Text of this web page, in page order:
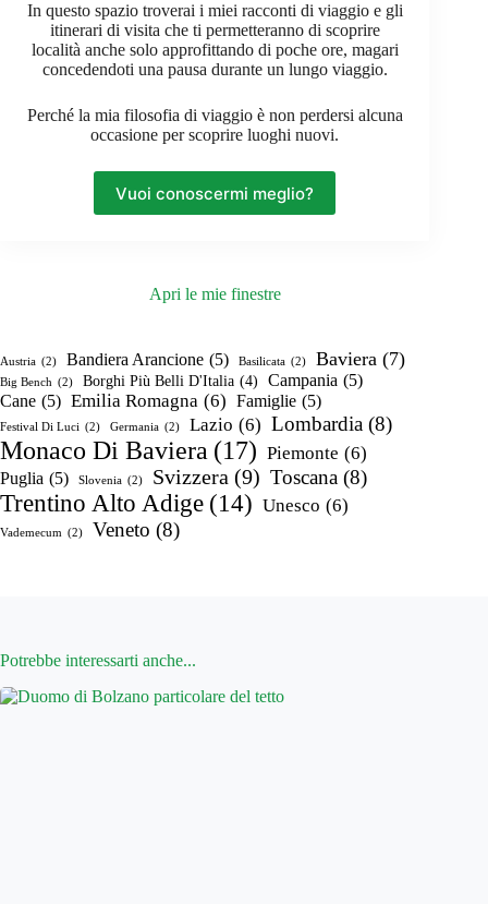
In questo spazio troverai i miei racconti di viaggio e gli
itinerari di visita che ti permetteranno di scoprire
località anche solo approfittando di poche ore, magari
concedendoti una pausa durante un lungo viaggio.
Perché la mia filosofia di viaggio è non perdersi alcuna
occasione per scoprire luoghi nuovi.
Vuoi conoscermi meglio?
Apri le mie finestre
Austria (2) Bandiera Arancione (5) Basilicata (2) Baviera (7)
Big Bench (2) Borghi Più Belli D'Italia (4) Campania (5)
Cane (5) Emilia Romagna (6) Famiglie (5)
Festival Di Luci (2) Germania (2) Lazio (6) Lombardia (8)
Monaco Di Baviera (17) Piemonte (6)
Puglia (5) Slovenia (2) Svizzera (9) Toscana (8)
Trentino Alto Adige (14) Unesco (6)
Vademecum (2) Veneto (8)
Potrebbe interessarti anche...